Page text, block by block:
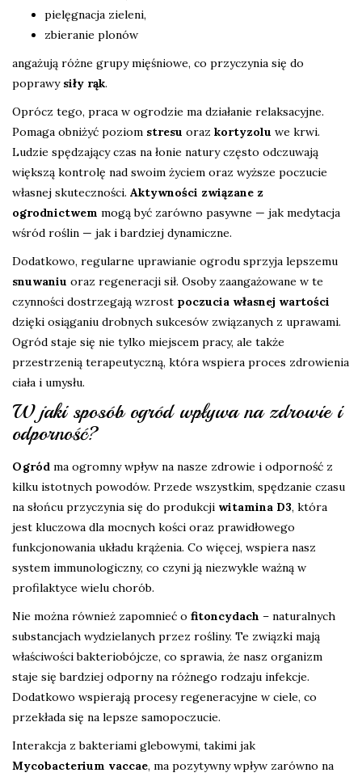
pielęgnacja zieleni,
zbieranie plonów
angażują różne grupy mięśniowe, co przyczynia się do
poprawy siły rąk.
Oprócz tego, praca w ogrodzie ma działanie relaksacyjne.
Pomaga obniżyć poziom stresu oraz kortyzolu we krwi.
Ludzie spędzający czas na łonie natury często odczuwają
większą kontrolę nad swoim życiem oraz wyższe poczucie
własnej skuteczności. Aktywności związane z
ogrodnictwem mogą być zarówno pasywne — jak medytacja
wśród roślin — jak i bardziej dynamiczne.
Dodatkowo, regularne uprawianie ogrodu sprzyja lepszemu
snuwaniu oraz regeneracji sił. Osoby zaangażowane w te
czynności dostrzegają wzrost poczucia własnej wartości
dzięki osiąganiu drobnych sukcesów związanych z uprawami.
Ogród staje się nie tylko miejscem pracy, ale także
przestrzenią terapeutyczną, która wspiera proces zdrowienia
ciała i umysłu.
W jaki sposób ogród wpływa na zdrowie i
odporność?
Ogród ma ogromny wpływ na nasze zdrowie i odporność z
kilku istotnych powodów. Przede wszystkim, spędzanie czasu
na słońcu przyczynia się do produkcji witamina D3, która
jest kluczowa dla mocnych kości oraz prawidłowego
funkcjonowania układu krążenia. Co więcej, wspiera nasz
system immunologiczny, co czyni ją niezwykle ważną w
profilaktyce wielu chorób.
Nie można również zapomnieć o fitoncydach – naturalnych
substancjach wydzielanych przez rośliny. Te związki mają
właściwości bakteriobójcze, co sprawia, że nasz organizm
staje się bardziej odporny na różnego rodzaju infekcje.
Dodatkowo wspierają procesy regeneracyjne w ciele, co
przekłada się na lepsze samopoczucie.
Interakcja z bakteriami glebowymi, takimi jak
Mycobacterium vaccae, ma pozytywny wpływ zarówno na